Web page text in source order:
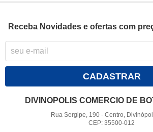
Receba Novidades e ofertas com
CADASTRAR
DIVINOPOLIS COMERCIO DE
Rua Sergipe, 190 -Centro,
CEP: 35500-012